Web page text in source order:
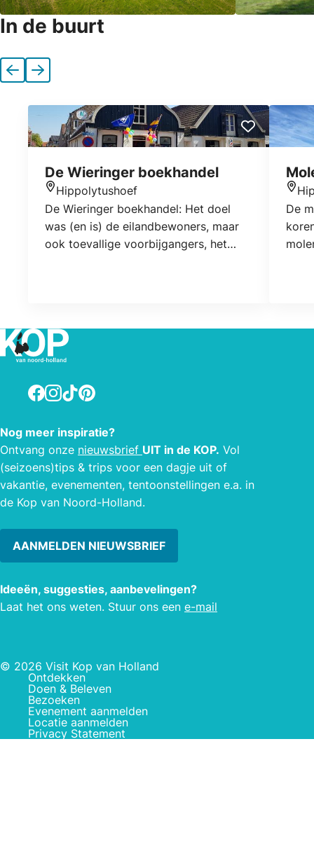
In de buurt
VorigeVolgende
De Wieringer boekhandel
Locatie
Hippolytushoef
De Wieringer boekhandel: Het doel
was (en is) de eilandbewoners, maar
ook toevallige voorbijgangers, het
denken in die opzet te zijn geslaagd.
Iedereen, jong of oud, kan ongeremd
rondkijken, snuffelen en genieten van
wat ieder boek met zich meebrengt.
De sfeer is hierbij gemoedelijk en
stoelen en lees alvast het eerste
hoofdstuk van het boek dat je straks
mee naar huis neemt.
De
Facebook
Instagram
TikTokPinterest
Nog meer inspiratie?
Ontvang onze nieuwsbrief UIT in de KOP. Vol
(seizoens)tips & trips voor een dagje uit of
vakantie, evenementen, tentoonstellingen e.a. in
de Kop van Noord-Holland.
AANMELDEN NIEUWSBRIEF
Ideeën, suggesties, aanbevelingen?
Laat het ons weten. Stuur ons een e-mail
© 2026 Visit Kop van Holland
Ontdekken
Doen & Beleven
Bezoeken
Evenement aanmelden
Locatie aanmelden
Privacy Statement